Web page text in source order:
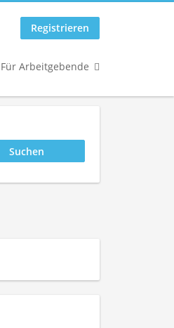
Registrieren
Für Arbeitgebende